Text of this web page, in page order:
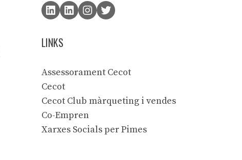
LINKS
Assessorament Cecot
Cecot
Cecot Club màrqueting i vendes
Co-Empren
Xarxes Socials per Pimes